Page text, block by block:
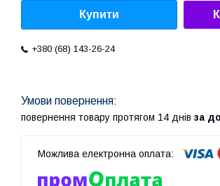
Купити
+380 (68) 143-26-24
повернення товару протягом 14 днів за